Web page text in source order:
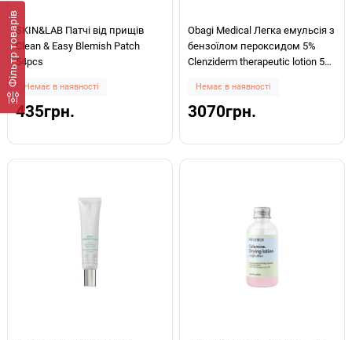
Фiльтр товарівSKIN&LAB Патчі від прищів
Clean & Easy Blemish Patch
54pcs
Немає в наявності
435грн.
Obagi Medical Легка емульсія з
бензоїлом пероксидом 5%
Clenziderm therapeutic lotion 5%
Немає в наявності
3070грн.